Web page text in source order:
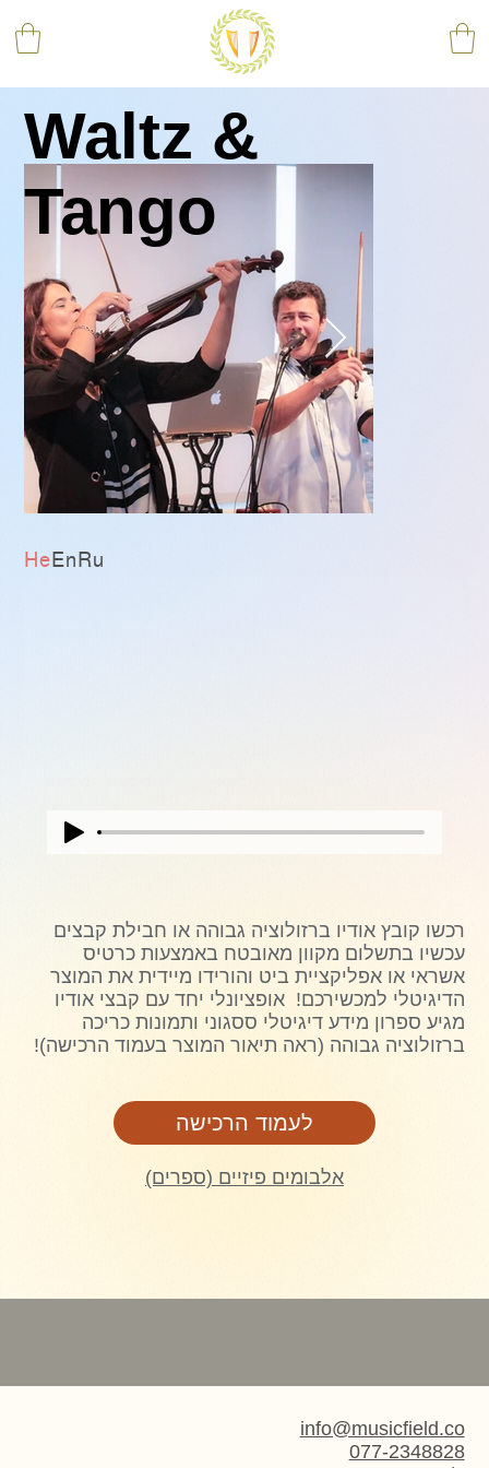
HeEnRu
Waltz &
Tango
רכשו קובץ אודיו ברזולוציה גבוהה או חבילת קבצים
עכשיו בתשלום מקוון מאובטח באמצעות כרטיס
אשראי או אפליקציית ביט והורידו מיידית את המוצר
הדיגיטלי למכשירכם! אופציונלי יחד עם קבצי אודיו
מגיע ספרון מידע דיגיטלי ססגוני ותמונות כריכה
ברזולוציה גבוהה (ראה תיאור המוצר בעמוד הרכישה)!
לעמוד הרכישה
אלבומים פיזיים (ספרים)
info@musicfield.co
077-2348828